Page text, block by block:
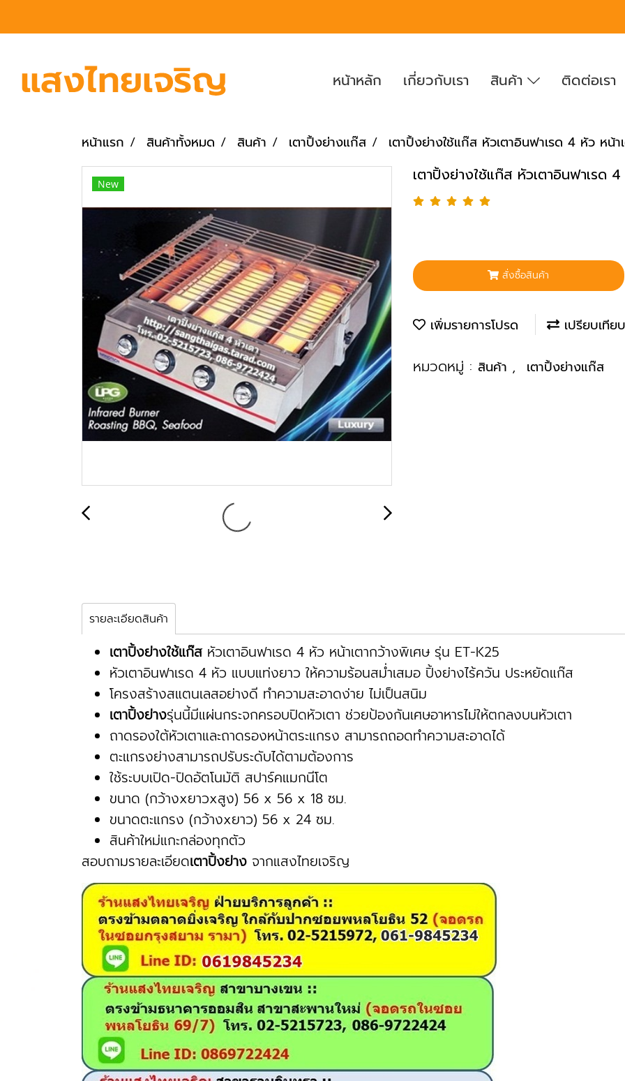
หน้าหลัก เกี่ยวกับเรา สินค้า ติดต่อเรา
หน้าแรก สินค้าทั้งหมด สินค้า เตาปิ้งย่างแก๊ส เตาปิ้งย่างใช้แก๊ส หัวเตาอินฟาเรด 4 หัว หน้
New เตาปิ้งย่างใช้แก๊ส หัวเตาอินฟาเรด
สั่งซื้อสินค้า
เพิ่มรายการโปรด เปรียบเทียบ
หมวดหมู่ : สินค้า , เตาปิ้งย่างแก๊ส
รายละเอียดสินค้า
เตาปิ้งย่างใช้แก๊สหัวเตาอินฟาเรด 4 หัว หน้าเตากว้างพิเศษ รุ่น ET-K25
หัวเตาอินฟาเรด 4 หัว แบบแท่งยาว ให้ความร้อนสม่ำเสมอ ปิ้งย่างไร้ควัน ประหยัดแก๊ส
โครงสร้างสแตนเลสอย่างดี ทำความสะอาดง่าย ไม่เป็นสนิม
เตาปิ้งย่างรุ่นนี้มีแผ่นกระจกครอบปิดหัวเตา ช่วยป้องกันเศษอาหารไม่ให้ตกลงบนหัวเตา
ถาดรองใต้หัวเตาและถาดรองหน้าตระแกรง สามารถถอดทำความสะอาดได้
ตะแกรงย่างสามารถปรับระดับได้ตามต้องการ
ใช้ระบบเปิด-ปิดอัตโนมัติ สปาร์คแมกนีโต
ขนาด (กว้างxยาวxสูง) 56 x 56 x 18 ซม.
ขนาดตะแกรง (กว้างxยาว) 56 x 24 ซม.
สินค้าใหม่แกะกล่องทุกตัว
สอบถามรายละเอียดเตาปิ้งย่าง จากแสงไทยเจริญ